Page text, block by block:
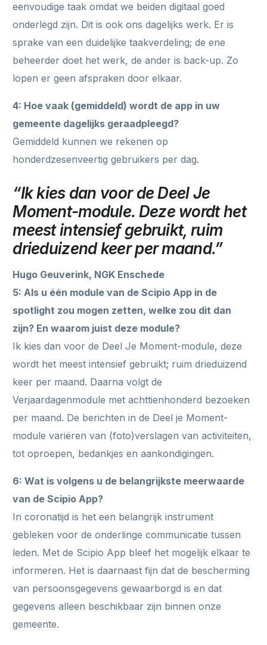
eenvoudige taak omdat we beiden digitaal goed
onderlegd zijn. Dit is ook ons dagelijks werk. Er is
sprake van een duidelijke taakverdeling; de ene
beheerder doet het werk, de ander is back-up. Zo
lopen er geen afspraken door elkaar.
4: Hoe vaak (gemiddeld) wordt de app in uw
gemeente dagelijks geraadpleegd?
Gemiddeld kunnen we rekenen op
honderdzesenveertig gebruikers per dag.
“Ik kies dan voor de Deel Je
Moment-module. Deze wordt het
meest intensief gebruikt, ruim
drieduizend keer per maand.”
Hugo Geuverink, NGK Enschede
5: Als u één module van de Scipio App in de
spotlight zou mogen zetten, welke zou dit dan
zijn? En waarom juist deze module?
Ik kies dan voor de Deel Je Moment-module, deze
wordt het meest intensief gebruikt; ruim drieduizend
keer per maand. Daarna volgt de
Verjaardagenmodule met achttienhonderd bezoeken
per maand. De berichten in de Deel je Moment-
module variëren van (foto)verslagen van activiteiten,
tot oproepen, bedankjes en aankondigingen.
6: Wat is volgens u de belangrijkste meerwaarde
van de Scipio App?
In coronatijd is het een belangrijk instrument
gebleken voor de onderlinge communicatie tussen
leden. Met de Scipio App bleef het mogelijk elkaar te
informeren. Het is daarnaast fijn dat de bescherming
van persoonsgegevens gewaarborgd is en dat
gegevens alleen beschikbaar zijn binnen onze
gemeente.